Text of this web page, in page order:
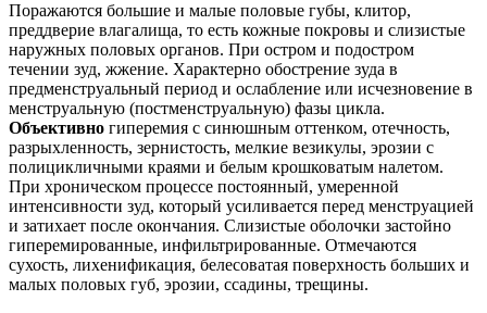
Поражаются большие и малые половые губы, клитор,
преддверие влагалища, то есть кожные покровы и слизистые
наружных половых органов. При остром и подостром
течении зуд, жжение. Характерно обострение зуда в
предменструальный период и ослабление или исчезновение в
менструальную (постменструальную) фазы цикла.
Объективно гиперемия с синюшным оттенком, отечность,
разрыхленность, зернистость, мелкие везикулы, эрозии с
полицикличными краями и белым крошковатым налетом.
При хроническом процессе постоянный, умеренной
интенсивности зуд, который усиливается перед менструацией
и затихает после окончания. Слизистые оболочки застойно
гиперемированные, инфильтрированные. Отмечаются
сухость, лихенификация, белесоватая поверхность больших и
малых половых губ, эрозии, ссадины, трещины.